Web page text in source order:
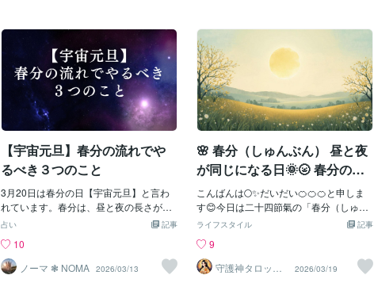
避けた方が良いと実際にボイドタイムを
活用しているビジネスマンも多いのです
プロポーズをするならボイドタイムは避
けたほうが良いかもしれませんしか
し・・必要以上に神経質になったり・恐
れたりするのはNG。気楽な気持ちで月の
力を信じ・身を委ねる方がオススメで
す。2025年2月の「魚座新月」の日はボ
イドタイムがありませんが3月1日になる
と17:05から1
放つ時。本当に進むべき道を選び、行動
に移す事で宇宙の流れに乗る事が出来る
でしょう。2025年は「2月の10天体順
行」→「春分のエネルギー調整」→「4月
の10天体順行」 という流れで私たちを大
きな変容へと導く年です。宇宙の流れを
意識しながら自分のエネルギーを整え最
高の未来を迎え入れましょう。準備を始
めるのは、今。
ランプシェードの一部が破損し買い換
え。うちの子たちが使ってたけどもう使
わないまだ綺麗なレゴとか本とか知り合
いの幼子に譲る流れに。フライパンと靴
も至急、買い換える事態に。人生のタイ
ムライン、選ぶ岐路にもたちました。選
びました。だいぶ大きな決断w「ここま
で重なる？」こんなに超特急で春分まで
にエネルギーを総取り替え初めてですよ
w最近のスピードアップ、半端ないw要ら
ないものが出ていって、綺麗な空間がで
きたら高エネルギーの必要なものが来
る。よく分からないなら、とにかくエネ
ルギー調整！♪あなたも、決めたら、速
いですよ。まだ春分の日まであるし、過
ぎてもしばらくはエネルギー高いから使
いましょう♪よい時間を♡
ないわけがない。芽吹いていく春の後押
しもあるんだから、これはもう、使わな
いと損w春分までに、あなたに合ったエ
ネルギーあなたにばっちり合わせたエネ
ルギーをダウンロードしましょ♡あなた
にチャネリングして、あなたにカスタマ
イズした春分までに必要なエネルギーを
お描きします。新年は、実は、宇宙元旦
という意味では、春分の日からが本当の
スタートです！いいスタートをきりまし
ょう！
【宇宙元旦】春分の流れでや
るべき３つのこと
3月20日は春分の日【宇宙元旦】と言わ
れています。春分は、昼と夜の長さがほ
ぼ同じになり陰と陽が均衡し中庸のエネ
始まりの星座である牡羊座へ移動する為
宇宙元旦と呼ばれています。2026年に入
ってから時間の流れを速く感じている方
記事
占い
10
ノーマ ❃ NOMA 2026/03/13
🌸 春分（しゅんぶん） 昼と夜
が同じになる日🌞🌝 春分の光
〜二十四節氣の光メッセー
ジ〜
こんばんは🌕️✨だいだい🍊🍊🍊と申しま
す😊今日は二十四節氣の「春分（しゅん
ぶん）」についてお話しします。【3月2
🙏🍡💐】🌸 春分とは春分は、昼と夜の長
さがほぼ同じになる日。それは光と影の
バランスが整う節目でもあります。・な
記事
ライフスタイル
9
守護神タロット
鑑定師だいだい
2026/03/19